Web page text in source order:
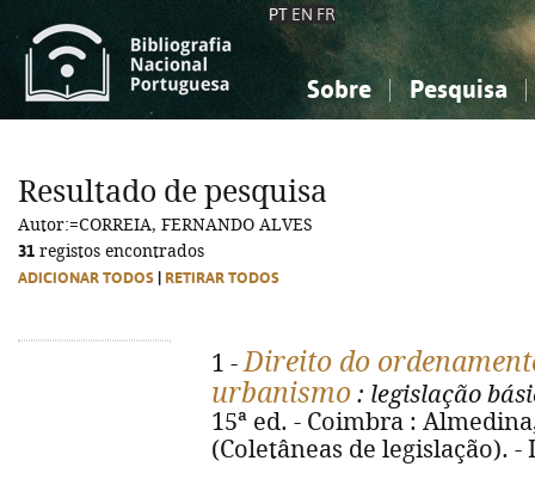
PT EN FR
Sobre Pesquisa
Ciências sociais...
Ciências sociais...
Resultado de pesquisa
Autor:=CORREIA, FERNANDO ALVES
31 registos encontrados
ADICIONAR TODOS RETIRAR TODOS
1 -Direito do
urbanismo : legislação
15ª ed. - Coimbra :
(Coletâneas de legislação). -